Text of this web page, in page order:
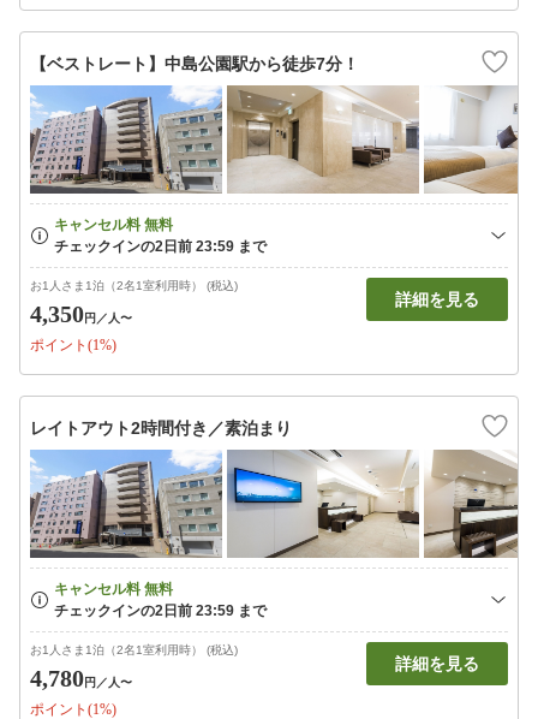
【ベストレート】中島公園駅から徒歩7分！
お1人さま1泊（2名1室利用時） (税込)
4,350円 ／人〜
ポイント(1%)
詳細を見る
レイトアウト2時間付き／素泊まり
お1人さま1泊（2名1室利用時） (税込)
4,780円 ／人〜
ポイント(1%)
詳細を見る